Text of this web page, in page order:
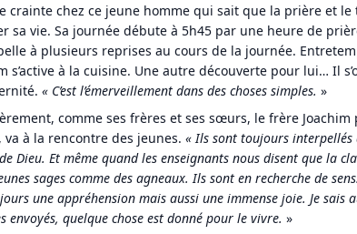
crainte chez ce jeune homme qui sait que la prière et
sa vie. Sa journée débute à 5h45 par une heure de
à plusieurs reprises au cours de la journée.
s’active à la cuisine. Une autre découverte pour lui… Il
«C’est l’émerveillement dans des choses simples. »
comme ses frères et ses sœurs, le frère Joachim
va à la rencontre des jeunes. « Ils sont toujours interpellés
Dieu. Et même quand les enseignants nous disent que la
sages comme des agneaux. Ils sont en recherche de
une appréhension mais aussi une immense joie. Je sais
envoyés, quelque chose est donné pour le vivre. »